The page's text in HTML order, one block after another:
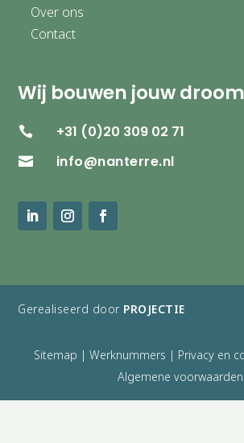
Over ons
Contact
Wij bouwen jouw droom
 +31 (0)20 309 02 71
 info@nanterre.nl
Gerealiseerd door PROJECTIE
Sitemap | Werknummers | Privacy en
Algemene voorwaarden